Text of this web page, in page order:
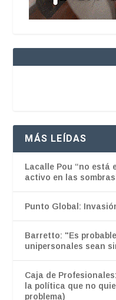
MÁS LEÍDAS
Lacalle Pou “no está
activo en las
Punto Global:
Barretto: "Es
unipersonales sean
Caja de
la política que no
problema)